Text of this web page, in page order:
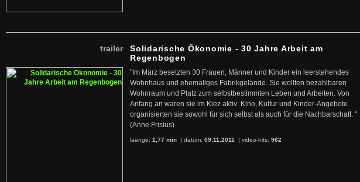
trailer
Solidarische Ökonomie - 30 Jahre Arbeit am
Regenbogen
"Im März besetzten 30 Frauen, Männer und Kinder ein leerstehendes
Wohnhaus und ehemaliges Fabrikgelände. Sie wollten bezahlbaren
Wohnraum und Platz zum selbstbestimmten Leben und Arbeiten. Von
Anfang an waren sie im Kiez aktiv: Kino, Kultur und Kinder-Angebote
organisierten sie sowohl für sich selbst als auch für die Nachbarschaft. "
(Anne Frisius)
laenge: 1,77 min | datum: 09.11.2011 | video-hits: 962